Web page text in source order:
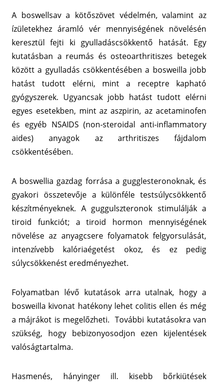
A boswellsav a kötőszövet védelmén, valamint az
ízületekhez áramló vér mennyiségének növelésén
keresztül fejti ki gyulladáscsökkentő hatását. Egy
kutatásban a reumás és osteoarthritiszes betegek
között a gyulladás csökkentésében a bosweilla jobb
hatást tudott elérni, mint a receptre kapható
gyógyszerek. Ugyancsak jobb hatást tudott elérni
egyes esetekben, mint az aszpirin, az acetaminofen
és egyéb NSAIDS (non-steroidal anti-inflammatory
aides) anyagok az arthritiszes fájdalom
csökkentésében.
A boswellia gazdag forrása a gugglesteronoknak, és
gyakori összetevője a különféle testsúlycsökkentő
készítményeknek. A guggulszteronok stimulálják a
tiroid funkciót; a tiroid hormon mennyiségének
növelése az anyagcsere folyamatok felgyorsulását,
intenzívebb kalóriaégetést okoz, és ez pedig
súlycsökkenést eredményezhet.
Folyamatban lévő kutatások arra utalnak, hogy a
bosweilla kivonat hatékony lehet colitis ellen és még
a májrákot is megelőzheti. További kutatásokra van
szükség, hogy bebizonyosodjon ezen kijelentések
valóságtartalma.
Hasmenés, hányinger ill. kisebb bőrkiütések